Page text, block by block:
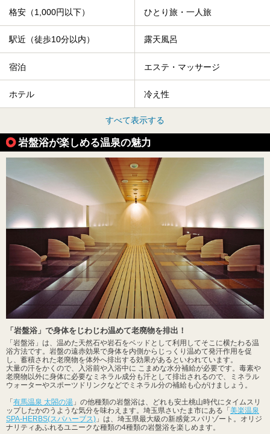
格安（1,000円以下） ひとり旅・一人旅
駅近（徒歩10分以内） 露天風呂
宿泊 エステ・マッサージ
ホテル 冷え性
すべて表示する
岩盤浴が楽しめる温泉の魅力
「岩盤浴」で身体をじわじわ温めて老廃物を排出！
「岩盤浴」は、温めた天然石や岩石をベッドとして利用してそこに横たわる温
浴方法です。岩盤の遠赤効果で身体を内側からじっくり温めて発汗作用を促
し、蓄積された老廃物を体外へ排出する効果があるといわれています。
大量の汗をかくので、入浴前や入浴中に こまめな水分補給が必要です。毒素や
老廃物以外に身体に必要なミネラル成分も汗として排出されるので、ミネラル
ウォーターやスポーツドリンクなどでミネラル分の補給も心がけましょう。
「 有馬温泉 太閤の湯 」の他種類の岩盤浴は、どれも安土桃山時代にタイムスリ
ップしたかのうような気分を味わえます。埼玉県さいたま市にある「 美楽温泉
SPA-HERBS(スパハーブス) 」は、埼玉県最大級の新感覚スパリゾート。オリジ
ナリティあふれるユニークな種類の4種類の岩盤浴を楽しめます。